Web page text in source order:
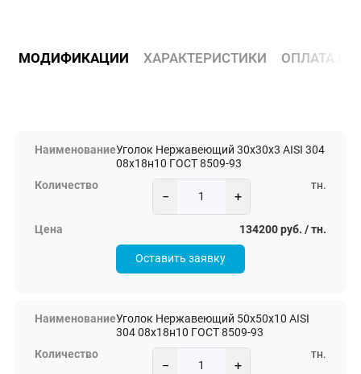
МОДИФИКАЦИИ ХАРАКТЕРИСТИКИ ОПЛАТА И
Уголок Нержавеющий 30х30х3 AISI 304
08х18н10 ГОСТ 8509-93
− +
тн.
134200 руб. / тн.
Оставить заявку
Уголок Нержавеющий 50х50х10 AISI
304 08х18н10 ГОСТ 8509-93
− +
тн.